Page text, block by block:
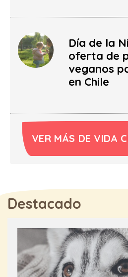
Día de la
oferta de
veganos
en Chile
VER MÁS DE VIDA
Destacado